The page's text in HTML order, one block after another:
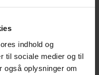
indhold og
til sociale medier og til
også oplysninger om